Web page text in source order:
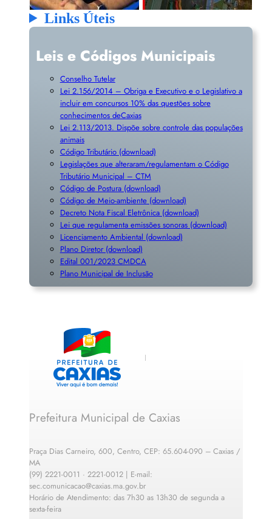
Links Úteis
Leis e Códigos Municipais
Conselho Tutelar
Lei 2.156/2014 – Obriga e Executivo e o Legislativo a
incluir em concursos 10% das questões sobre
conhecimentos deCaxias
Lei 2.113/2013. Dispõe sobre controle das populações
animais
Código Tributário (download)
Legislações que alteraram/regulamentam o Código
Tributário Municipal – CTM
Código de Postura (download)
Código de Meio-ambiente (download)
Decreto Nota Fiscal Eletrônica (download)
Lei que regulamenta emissões sonoras (download)
Licenciamento Ambiental (download)
Plano Diretor (download)
Edital 001/2023 CMDCA
Plano Municipal de Inclusão
Prefeitura Municipal de Caxias
Praça Dias Carneiro, 600, Centro, CEP: 65.604-090 – Caxias /
MA
(99) 2221-0011 · 2221-0012 | E-mail:
sec.comunicacao@caxias.ma.gov.br
Horário de Atendimento: das 7h30 as 13h30 de segunda a
sexta-feira